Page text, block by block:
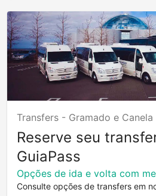
Transfers - Gramado e Canela
Reserve seu
GuiaPass
Opções de ida e volta com
Consulte opções de transfers em